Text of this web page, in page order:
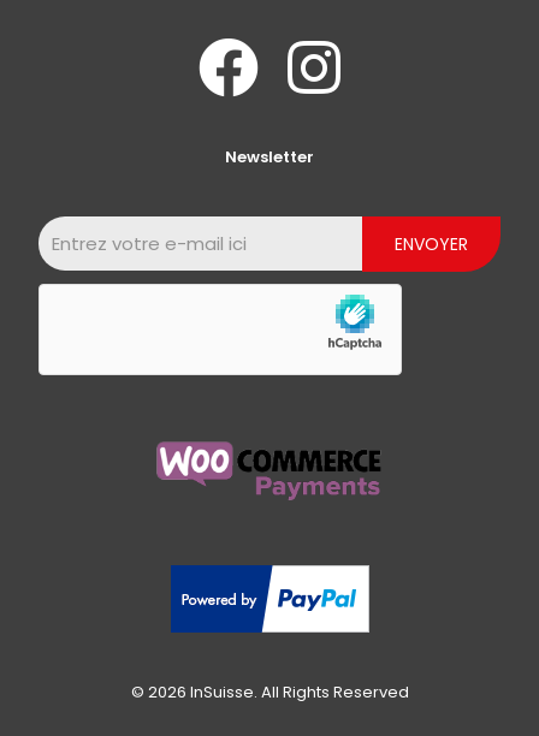
Newsletter
© 2026 InSuisse. All Rights Reserved